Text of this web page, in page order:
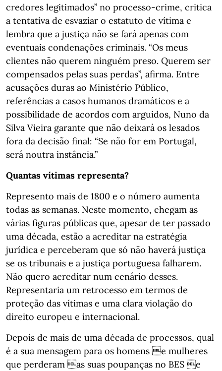
credores legitimados” no processo-crime, critica
a tentativa de esvaziar o estatuto de vítima e
lembra que a justiça não se fará apenas com
eventuais condenações criminais. “Os meus
clientes não querem ninguém preso. Querem ser
compensados pelas suas perdas”, afirma. Entre
acusações duras ao Ministério Público,
referências a casos humanos dramáticos e a
possibilidade de acordos com arguidos, Nuno da
Silva Vieira garante que não deixará os lesados
fora da decisão final: “Se não for em Portugal,
será noutra instância.”
Quantas vítimas representa?
Represento mais de 1800 e o número aumenta
todas as semanas. Neste momento, chegam as
várias figuras públicas que, apesar de ter passado
uma década, estão a acreditar na estratégia
jurídica e perceberam que só não haverá justiça
se os tribunais e a justiça portuguesa falharem.
Não quero acreditar num cenário desses.
Representaria um retrocesso em termos de
proteção das vítimas e uma clara violação do
direito europeu e internacional.
Depois de mais de uma década de processos, qual
é a sua mensagem para os homens e mulheres
que perderam as suas poupanças no BES e